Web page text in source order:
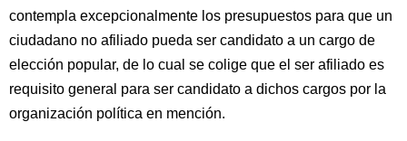
contempla excepcionalmente los presupuestos para que un
ciudadano no afiliado pueda ser candidato a un cargo de
elección popular, de lo cual se colige que el ser afiliado es
requisito general para ser candidato a dichos cargos por la
organización política en mención.